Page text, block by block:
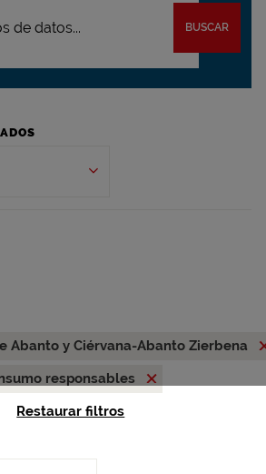
BUSCAR
Abanto y Ciérvana-Abanto Zierbena
responsables
Restaurar filtros